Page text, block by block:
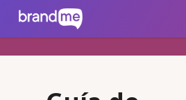
brandme.la